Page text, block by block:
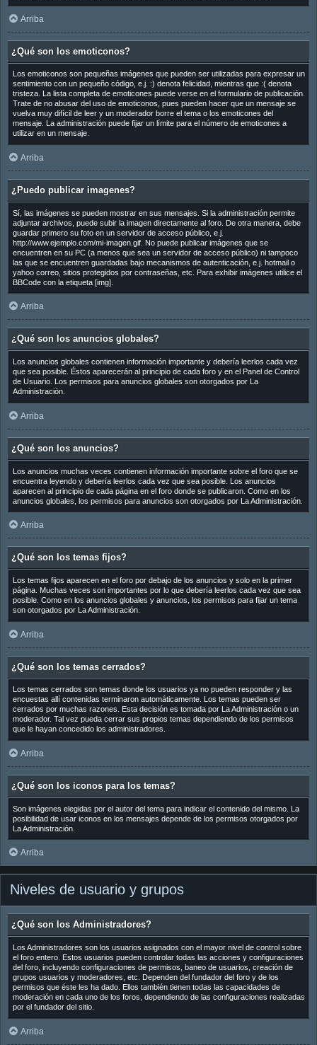
Arriba
¿Qué son los emoticonos?
Los emoticonos son pequeñas imágenes que pueden ser utilizadas para expresar un
sentimiento con un pequeño código, e.j. :) denota felicidad, mientras que :( denota
tristeza. La lista completa de emoticones puede verse en el formulario de publicación.
Trate de no abusar del uso de emoticonos, pues pueden hacer que un mensaje se
vuelva muy difícil de leer y un moderador borre el tema o los emoticones del
mensaje. La administración puede fijar un límite para el número de emoticones a
utilizar en un mensaje.
Arriba
¿Puedo publicar imagenes?
Sí, las imágenes se pueden mostrar en sus mensajes. Si la administración permite
adjuntar archivos, puede subir la imagen directamente al foro. De otra manera, debe
guardar primero su foto en un servidor de acceso público, e.j.
http://www.ejemplo.com/mi-imagen.gif. No puede publicar imágenes que se
encuentren en su PC (a menos que sea un servidor de acceso público) ni tampoco
las que se encuentren guardadas bajo mecanismos de autenticación, e.j. hotmail o
yahoo correo, sitios protegidos por contraseñas, etc. Para exhibir imágenes utilice el
BBCode con la etiqueta [img].
Arriba
¿Qué son los anuncios globales?
Los anuncios globales contienen información importante y debería leerlos cada vez
que sea posible. Éstos aparecerán al principio de cada foro y en el Panel de Control
de Usuario. Los permisos para anuncios globales son otorgados por La
Administración.
Arriba
¿Qué son los anuncios?
Los anuncios muchas veces contienen información importante sobre el foro que se
encuentra leyendo y debería leerlos cada vez que sea posible. Los anuncios
aparecen al principio de cada página en el foro donde se publicaron. Como en los
anuncios globales, los permisos para anuncios son otorgados por La Administración.
Arriba
¿Qué son los temas fijos?
Los temas fijos aparecen en el foro por debajo de los anuncios y solo en la primer
página. Muchas veces son importantes por lo que debería leerlos cada vez que sea
posible. Como en los anuncios globales y anuncios, los permisos para fijar un tema
son otorgados por La Administración.
Arriba
¿Qué son los temas cerrados?
Los temas cerrados son temas donde los usuarios ya no pueden responder y las
encuestas allí contenidas terminaron automáticamente. Los temas pueden ser
cerrados por muchas razones. Esta decisión es tomada por La Administración o un
moderador. Tal vez pueda cerrar sus propios temas dependiendo de los permisos
que le hayan concedido los administradores.
Arriba
¿Qué son los iconos para los temas?
Son imágenes elegidas por el autor del tema para indicar el contenido del mismo. La
posibilidad de usar iconos en los mensajes depende de los permisos otorgados por
La Administración.
Arriba
Niveles de usuario y grupos
¿Qué son los Administradores?
Los Administradores son los usuarios asignados con el mayor nivel de control sobre
el foro entero. Estos usuarios pueden controlar todas las acciones y configuraciones
del foro, incluyendo configuraciones de permisos, baneo de usuarios, creación de
grupos usuarios y moderadores, etc. Dependen del fundador del foro y de los
permisos que éste les ha dado. Ellos también tienen todas las capacidades de
moderación en cada uno de los foros, dependiendo de las configuraciones realizadas
por el fundador del sitio.
Arriba